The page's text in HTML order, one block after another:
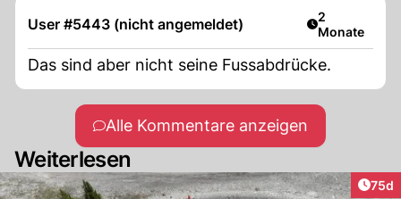
User #5443 (nicht angemeldet) Artikel
2
Monate
Das sind aber nicht seine Fussabdrücke.
Alle Kommentare anzeigen
Weiterlesen
75d